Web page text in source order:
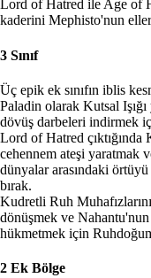
Lord of Hatred ile Age of
kaderini Mephisto'nun
3 Sınıf
Üç epik ek sınıfın iblis
Paladin olarak Kutsal
dövüş darbeleri indirmek
Lord of Hatred
cehennem ateşi yaratmak
dünyalar arasındaki örtüyü
bırak.
Kudretli Ruh
dönüşmek ve
hükmetmek için
2 Ek Bölge